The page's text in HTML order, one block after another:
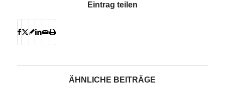
Eintrag teilen
ÄHNLICHE BEITRÄGE